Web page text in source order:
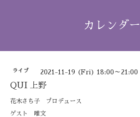
カレンダー
ライブ 2021-11-19 (Fri) 18:00～21:00
QUI 上野
花木さち子 プロデュース
ゲスト 唯文